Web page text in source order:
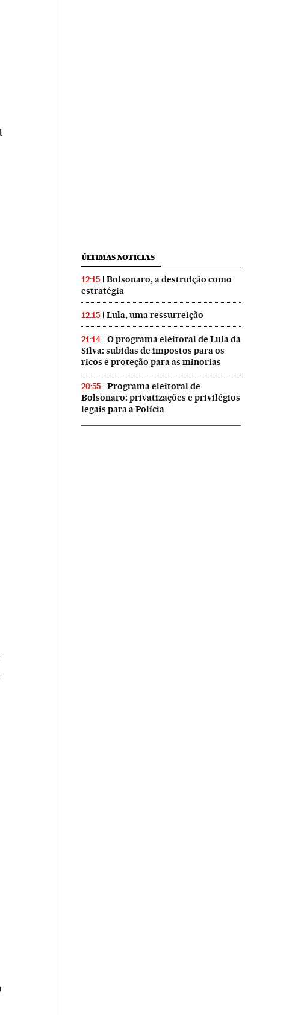
ÚLTIMAS NOTICIAS
12:15
Bolsonaro, a destruição como
estratégia
12:15 Lula, uma ressurreição
21:14
O programa eleitoral de Lula da
Silva: subidas de impostos para os
ricos e proteção para as minorias
20:55
Programa eleitoral de
Bolsonaro: privatizações e privilégios
legais para a Polícia